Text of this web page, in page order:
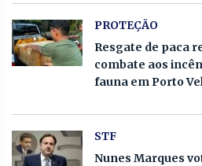
PROTEÇÃO
Resgate de paca
combate aos
fauna em Porto
STF
Nunes Marques